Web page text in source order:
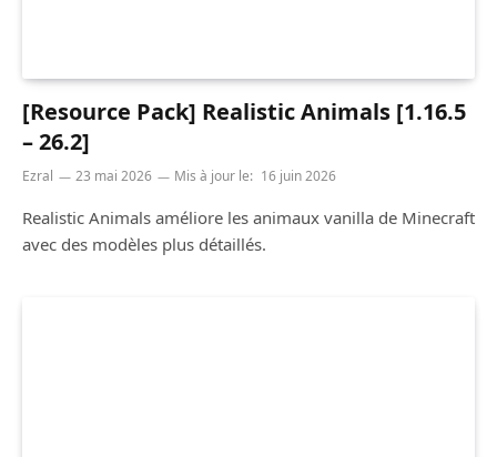
[Resource Pack] Realistic Animals [1.16.5
– 26.2]
Ezral 23 mai 2026 Mis à jour le: 16 juin 2026
Realistic Animals améliore les animaux vanilla de Minecraft
avec des modèles plus détaillés.